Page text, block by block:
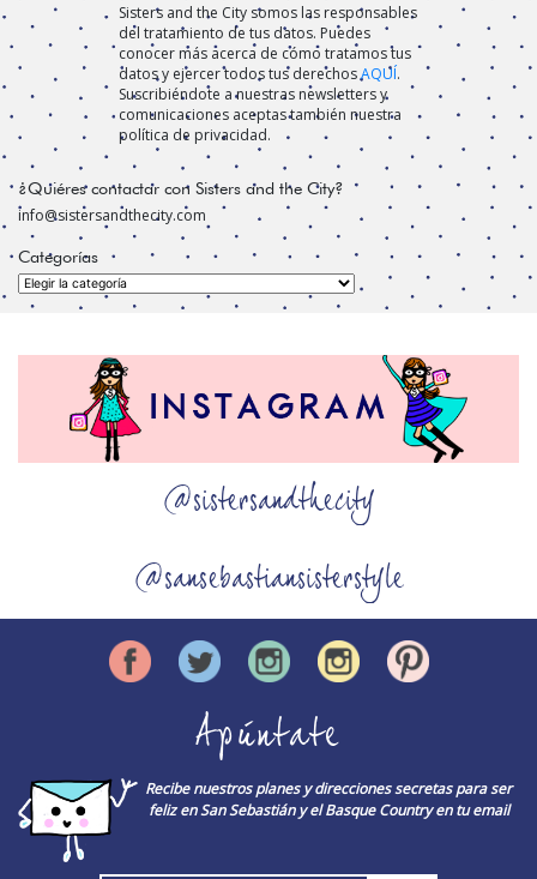
Sisters and the City somos las responsables
del tratamiento de tus datos. Puedes
conocer más acerca de cómo tratamos tus
datos y ejercer todos tus derechosAQUÍ.
Suscribiéndote a nuestras newsletters y
comunicaciones aceptas también nuestra
política de privacidad.
¿Quiéres contactar con Sisters and the City?
info@sistersandthecity.com
Categorías
Categorías
@sistersandthecity
@sansebastiansisterstyle
Apúntate
Recibe nuestros planes y direcciones secretas para ser
feliz en San Sebastián y el Basque Country en tu email